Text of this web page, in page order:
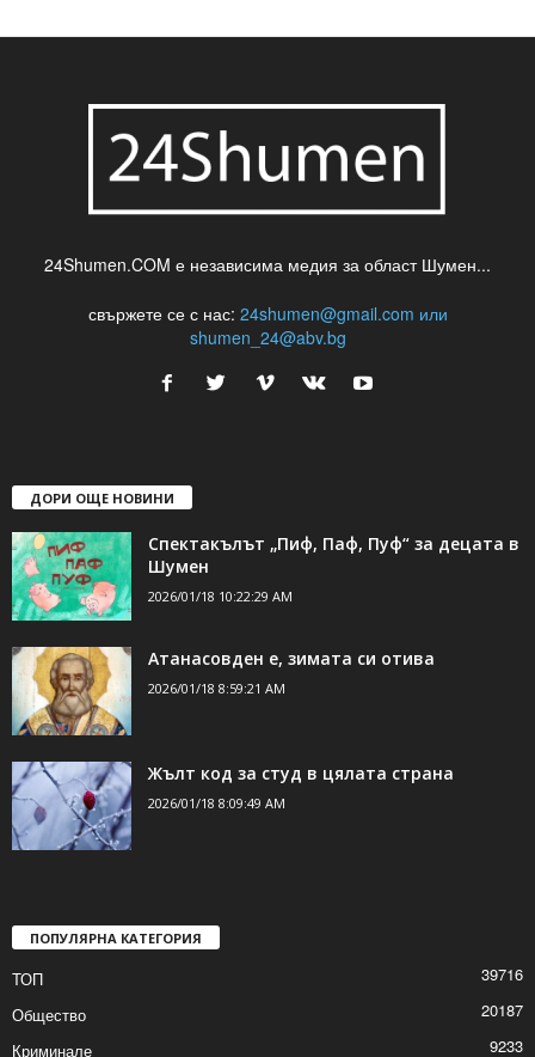
24Shumen.COM е независима медия за област Шумен...
свържете се с нас: 24shumen@gmail.com или
shumen_24@abv.bg
ДОРИ ОЩЕ НОВИНИ
Спектакълът „Пиф, Паф, Пуф“ за децата в
Шумен
2026/01/18 10:22:29 AM
Атанасовден е, зимата си отива
2026/01/18 8:59:21 AM
Жълт код за студ в цялата страна
2026/01/18 8:09:49 AM
ПОПУЛЯРНА КАТЕГОРИЯ
ТОП
39716
Общество
20187
Криминале
9233